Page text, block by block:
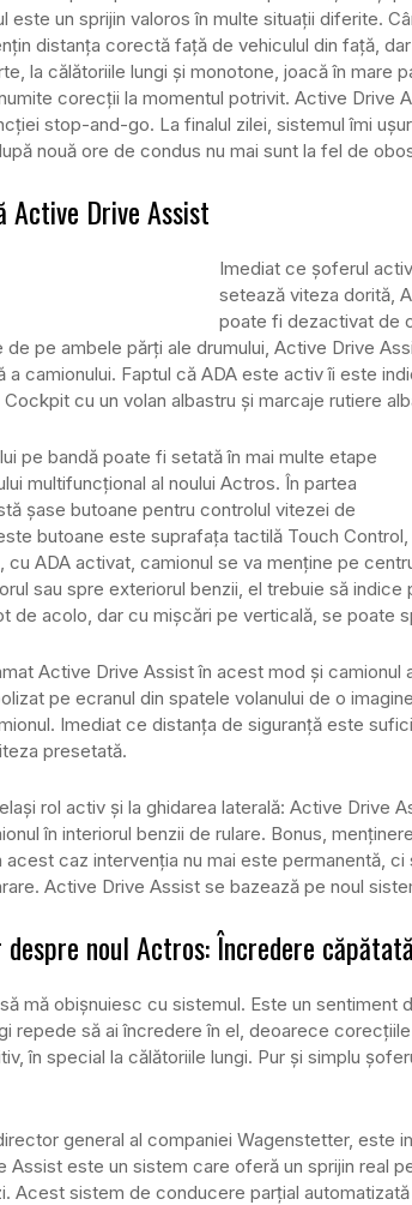
este un sprijin valoros în multe situații diferite.
distanța corectă față de vehiculul din față,
la călătoriile lungi și monotone, joacă în mare
corecții la momentul potrivit. Active Drive
stop-and-go. La finalul zilei, sistemul îmi
nouă ore de condus nu mai sunt la fel de
Active Drive Assist
Imediat ce șoferul
setează viteza dorită,
poate fi dezactivat de
pe ambele părți ale drumului, Active Drive
a camionului. Faptul că ADA este activ îi este
cu un volan albastru și marcaje rutiere
pe bandă poate fi setată în mai multe etape
multifuncțional al noului Actros. În partea
șase butoane pentru controlul vitezei de
butoane este suprafața tactilă Touch
cu ADA activat, camionul se va menține pe
sau spre exteriorul benzii, el trebuie să
de acolo, dar cu mișcări pe verticală, se poate
Active Drive Assist în acest mod și camionul
pe ecranul din spatele volanului de o
Imediat ce distanța de siguranță este
presetată.
rol activ și la ghidarea laterală: Active Drive
în interiorul benzii de rulare. Bonus,
caz intervenția nu mai este permanentă,
Active Drive Assist se bazează pe noul
noul Actros: Încredere
mă obișnuiesc cu sistemul. Este un sentiment
repede să ai încredere în el, deoarece
în special la călătoriile lungi. Pur și simplu
general al companiei Wagenstetter, este
Assist este un sistem care oferă un sprijin real
Acest sistem de conducere parțial